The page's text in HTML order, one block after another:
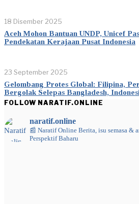
18 Disember 2025
Aceh Mohon Bantuan UNDP, Unicef
Pendekatan Kerajaan Pusat Indonesia
23 September 2025
Gelombang Protes Global: Filipina,
Bergolak Selepas Bangladesh,
FOLLOW NARATIF.ONLINE
naratif.online
📰 Naratif Online Berita, isu semasa &
Perspektif Baharu